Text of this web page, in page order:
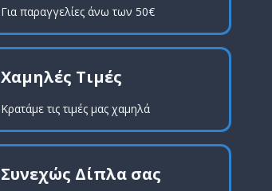
Για παραγγελίες άνω των 50€
Χαμηλές Τιμές
Κρατάμε τις τιμές μας χαμηλά
Συνεχώς Δίπλα σας